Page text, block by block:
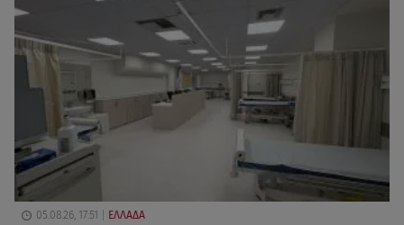
05.08.26, 17:51 ΕΛΛΑΔΑ